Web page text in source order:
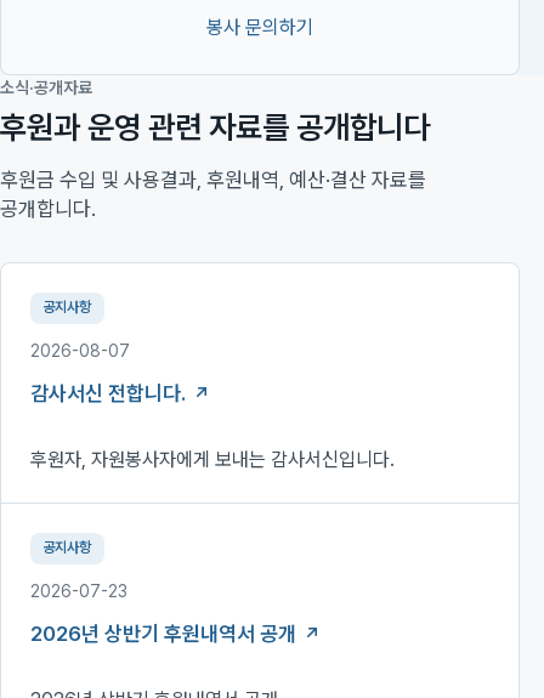
봉사 문의하기
소식·공개자료
후원과 운영 관련 자료를 공개합니다
후원금 수입 및 사용결과, 후원내역, 예산·결산 자료를
공개합니다.
공지사항
2026-08-07
감사서신 전합니다.
후원자, 자원봉사자에게 보내는 감사서신입니다.
공지사항
2026-07-23
2026년 상반기 후원내역서 공개